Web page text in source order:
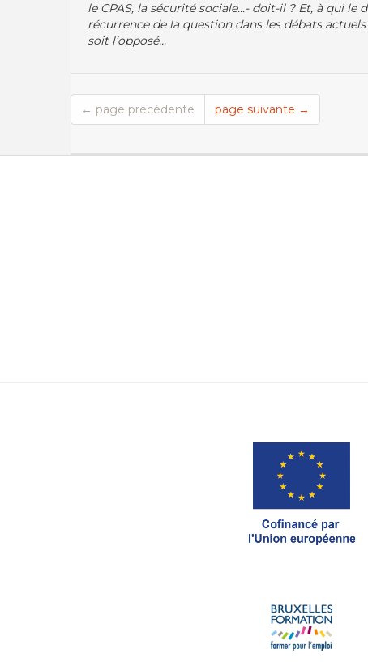
le CPAS, la sécurité sociale...- doit-il ? Et, à qui
récurrence de la question dans les débats
soit l’opposé...
← page précédente page suivante →